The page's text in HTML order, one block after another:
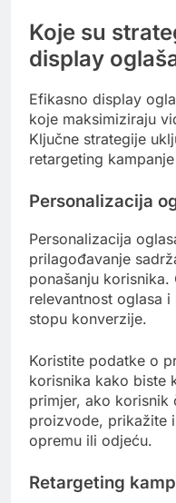
Koje su
display
Efikasno display
koje maksimiziraju
Ključne strategije
retargeting
Personalizacija
Personalizacija
prilagođavanje
ponašanju
relevantnost oglasa
stopu konverzije.
Koristite podatke o
korisnika kako biste
primjer, ako korisnik
proizvode, prikažite
opremu ili odjeću.
Retargeting